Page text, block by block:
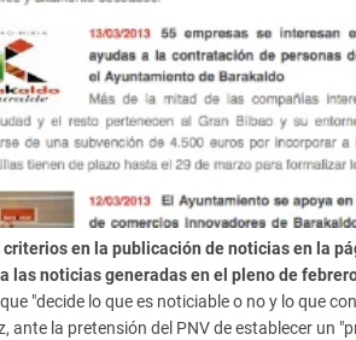
en la publicación de noticias en la
las noticias generadas en el pleno de
"decide lo que es noticiable o no y lo que
ante la pretensión del PNV de establecer un